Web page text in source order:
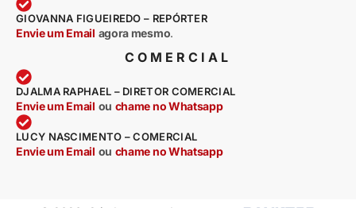
GIOVANNA FIGUEIREDO – REPÓRTER
Envie um Email agora mesmo.
COMERCIAL
DJALMA RAPHAEL – DIRETOR COMERCIAL
Envie um Email ou chame no Whatsapp
LUCY NASCIMENTO – COMERCIAL
Envie um Email ou chame no Whatsapp